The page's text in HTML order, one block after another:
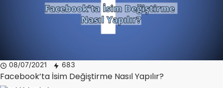
08/07/2021 683
Facebook’ta İsim Değiştirme Nasıl Yapılır?